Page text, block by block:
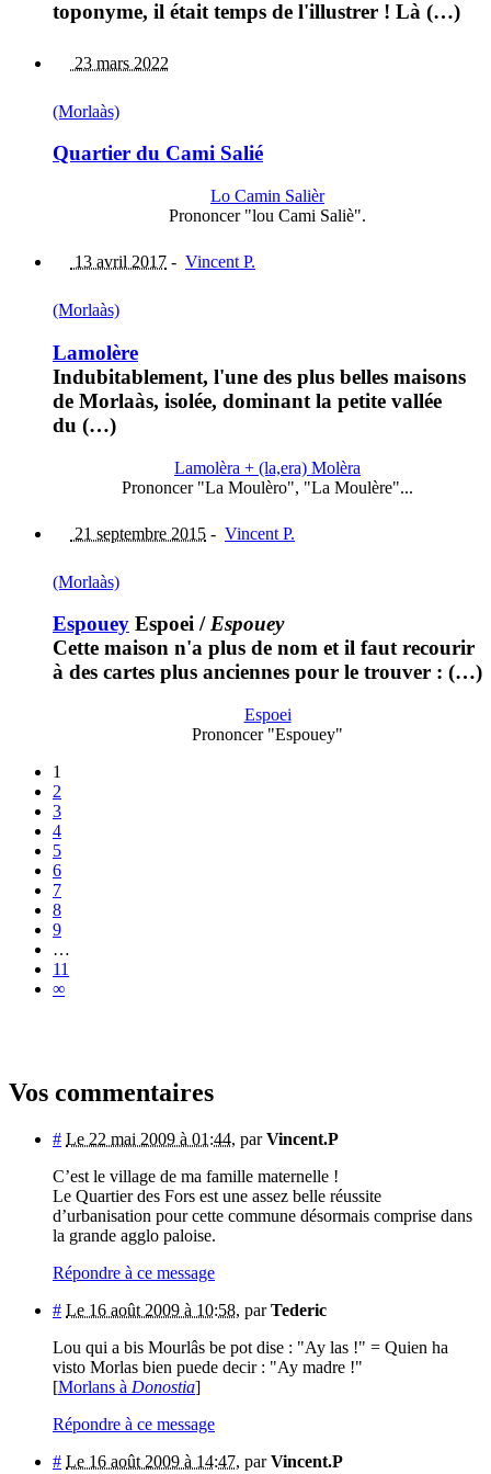
toponyme, il était temps de l'illustrer ! Là (…)
23 mars 2022
(Morlaàs)
Quartier du Cami Salié
Lo Camin Salièr
Prononcer "lou Cami Saliè".
13 avril 2017 - Vincent P.
(Morlaàs)
Lamolère
Indubitablement, l'une des plus belles maisons
de Morlaàs, isolée, dominant la petite vallée
du (…)
Lamolèra + (la,era) Molèra
Prononcer "La Moulèro", "La Moulère"...
21 septembre 2015 - Vincent P.
(Morlaàs)
Espouey Espoei /Espouey
Cette maison n'a plus de nom et il faut recourir
à des cartes plus anciennes pour le trouver : (…)
Espoei
Prononcer "Espouey"
1
2
3
4
5
6
7
8
9
…
11
∞
Vos commentaires
# Le 22 mai 2009 à 01:44, parVincent.P
C’est le village de ma famille maternelle !
Le Quartier des Fors est une assez belle réussite
d’urbanisation pour cette commune désormais comprise dans
la grande agglo paloise.
Répondre à ce message
# Le 16 août 2009 à 10:58, parTederic
Lou qui a bis Mourlâs be pot dise : "Ay las !" = Quien ha
visto Morlas bien puede decir : "Ay madre !"
[Morlans à Donostia]
Répondre à ce message
# Le 16 août 2009 à 14:47, parVincent.P